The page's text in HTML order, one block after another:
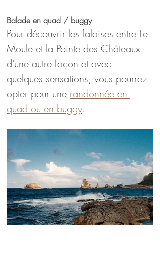
Balade en quad / buggy
Pour découvrir les falaises entre Le
Moule et la Pointe des Châteaux
d'une autre façon et avec
quelques sensations, vous pourrez
opter pour une randonnée en
quad ou en buggy.